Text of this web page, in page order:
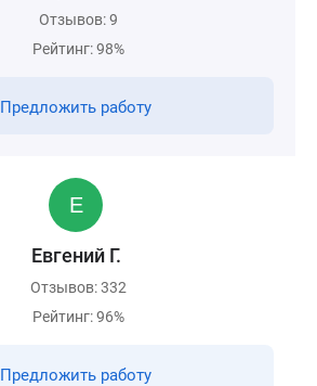
Отзывов: 9
Рейтинг: 98%
Предложить работу
Евгений Г.
Отзывов: 332
Рейтинг: 96%
Предложить работу